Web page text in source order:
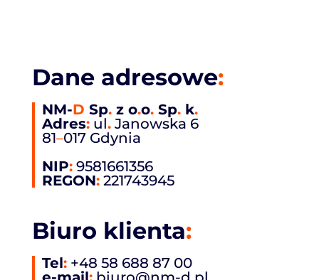
Dane adresowe:
NM-D Sp.z o.o.Sp.k.
Adres:ul.Janowska 6
81–017 Gdynia
NIP:9581661356
REGON:221743945
Biuro klienta:
Tel: +48 58 688 87 00